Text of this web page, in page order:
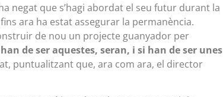
negat que s’hagi abordat el seu futur durant la
ara ha estat assegurar la permanència.
de nou un projecte guanyador per
de ser aquestes, seran, i si han de ser unes
puntualitzant que, ara com ara, el director